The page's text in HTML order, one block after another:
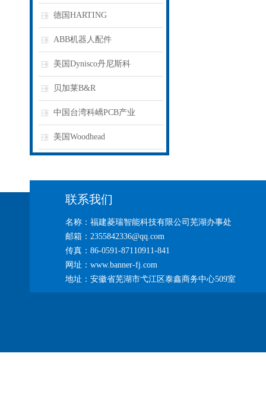
德国HARTING
ABB机器人配件
美国Dynisco丹尼斯科
贝加莱B&R
中国台湾科嶠PCB产业
美国Woodhead
联系我们
名称：福建菱瑞智能科技有限公司芜湖办事处
邮箱：2355842336@qq.com
传真：86-0591-87110911-841
网址：www.banner-fj.com
地址：安徽省芜湖市弋江区泰鑫商务中心509室